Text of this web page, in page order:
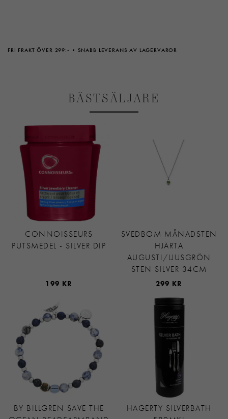
FRI FRAKT ÖVER 299:- SNABB LEVERANS AV LAGERVAROR
BÄSTSÄLJARE
CONNOISSEURS
PUTSMEDEL - SILVER DIP
199 KR
SVEDBOM MÅNADSTEN
HJÄRTA
AUGUSTI/LJUSGRÖN
STEN SILVER 34CM
299 KR
BY BILLGREN SAVE THE
HAGERTY SILVERBATH